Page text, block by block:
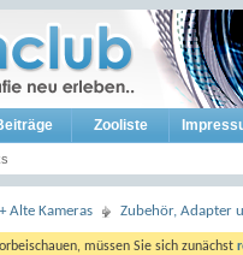
Zooliste
Alte Kameras Zubehör, Adapter
müssen Sie sich zunächst